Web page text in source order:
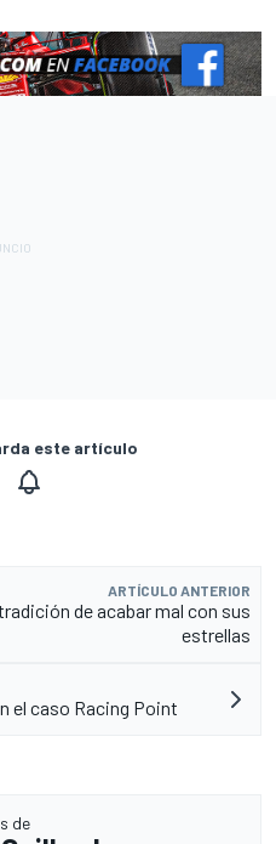
este artículo
ARTÍCULO ANTERIOR
de acabar mal con sus
estrellas
el caso Racing Point
de